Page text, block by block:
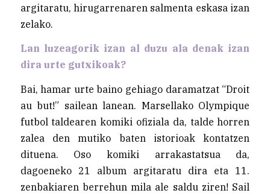
argitaratu, hirugarrenaren salmenta eskasa izan
zelako.
Lan luzeagorik izan al duzu ala denak izan
dira urte gutxikoak?
Bai, hamar urte baino gehiago daramatzat “Droit
au but!” sailean lanean. Marsellako Olympique
futbol taldearen komiki ofiziala da, talde horren
zalea den mutiko baten istorioak kontatzen
dituena. Oso komiki arrakastatsua da,
dagoeneko 21 album argitaratu dira eta 11.
zenbakiaren berrehun mila ale saldu ziren! Sail